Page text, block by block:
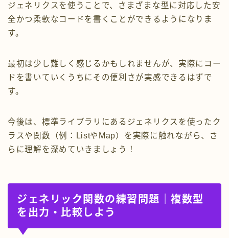
ジェネリクスを使うことで、さまざまな型に対応した安
全かつ柔軟なコードを書くことができるようになりま
す。
最初は少し難しく感じるかもしれませんが、実際にコー
ドを書いていくうちにその便利さが実感できるはずで
す。
今後は、標準ライブラリにあるジェネリクスを使ったク
ラスや関数（例：ListやMap）を実際に触れながら、さ
らに理解を深めていきましょう！
ジェネリック関数の練習問題｜複数型
を出力・比較しよう